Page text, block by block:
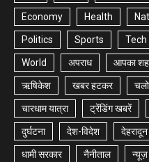
Economy Health
Politics Sports Tech
World अपराध आपका
ऋषिकेश खबर हटकर
चारधाम यात्रा ट्रेंडिंग खबरें
दुर्घटना देश-विदेश देहरादून
धामी सरकार नैनीताल न्यूज़